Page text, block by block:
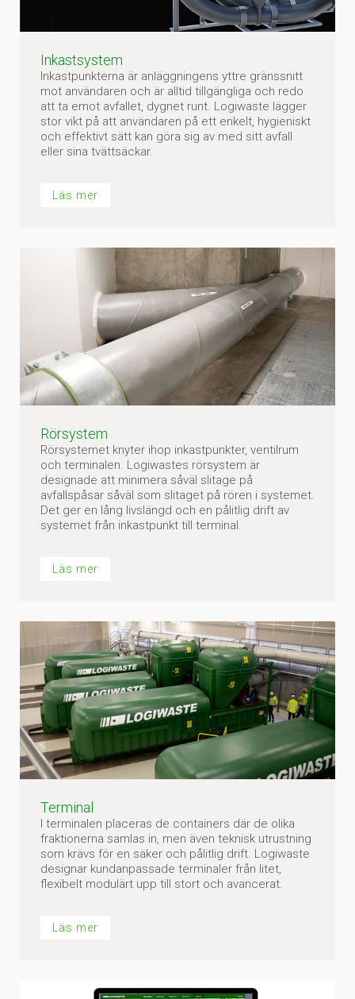
Inkastsystem
Inkastpunkterna är anläggningens yttre gränssnitt
mot användaren och är alltid tillgängliga och redo
att ta emot avfallet, dygnet runt. Logiwaste lägger
stor vikt på att användaren på ett enkelt, hygieniskt
och effektivt sätt kan göra sig av med sitt avfall
eller sina tvättsäckar.
Läs mer
Rörsystem
Rörsystemet knyter ihop inkastpunkter, ventilrum
och terminalen. Logiwastes rörsystem är
designade att minimera såväl slitage på
avfallspåsar såväl som slitaget på rören i systemet.
Det ger en lång livslängd och en pålitlig drift av
systemet från inkastpunkt till terminal.
Läs mer
Terminal
I terminalen placeras de containers där de olika
fraktionerna samlas in, men även teknisk utrustning
som krävs för en säker och pålitlig drift. Logiwaste
designar kundanpassade terminaler från litet,
flexibelt modulärt upp till stort och avancerat.
Läs mer